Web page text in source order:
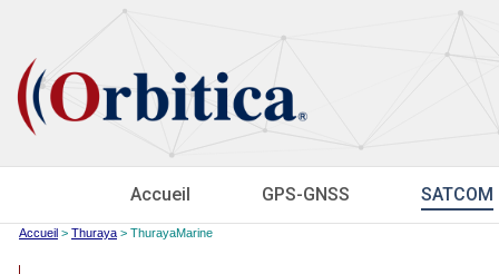
Accueil GPS-GNSS SATCOM
Accueil > Thuraya > ThurayaMarine